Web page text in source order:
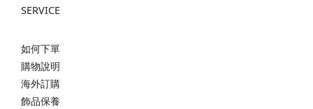
SERVICE
如何下單
購物說明
海外訂購
飾品保養